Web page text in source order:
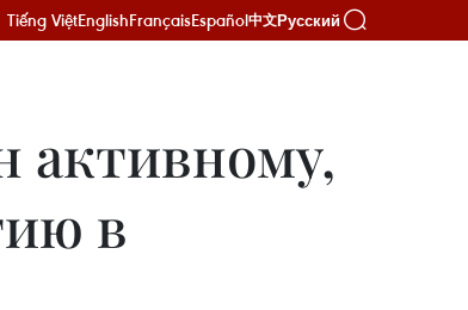
Tiếng ViệtEnglishFrançaisEspañol中文Русский
активному,
в